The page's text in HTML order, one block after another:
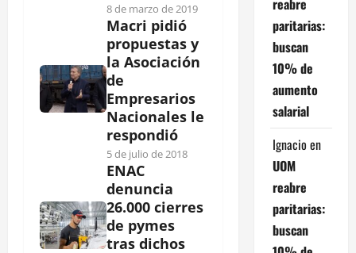
8 de marzo de 2019
Macri pidió
propuestas y
la Asociación
de
Empresarios
Nacionales le
respondió
5 de julio de 2018
ENAC
denuncia
26.000 cierres
de pymes
tras dichos
paritarias:
buscan
10% de
aumento
salarial
Ignacio en
UOM
reabre
paritarias:
buscan